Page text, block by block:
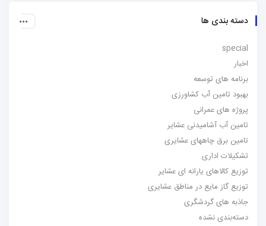
دسته بندی ها
special
اخبار
برنامه های توسعه
بهبود تامین آب کشاورزی
پروژه های عمرانی
تامین آب آشامیدنی عشایر
تامین برق چاههای عشایری
تشکیلات اداری
توزیع کالاهای یارانه ای عشایر
توزیع گاز مایع در مناطق عشایری
جاذبه های گردشگری
دسته‌بندی نشده